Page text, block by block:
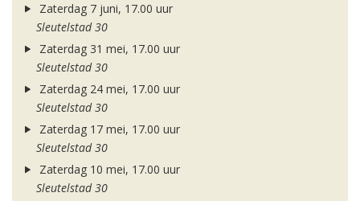
Zaterdag 7 juni, 17.00 uur
Sleutelstad 30
Zaterdag 31 mei, 17.00 uur
Sleutelstad 30
Zaterdag 24 mei, 17.00 uur
Sleutelstad 30
Zaterdag 17 mei, 17.00 uur
Sleutelstad 30
Zaterdag 10 mei, 17.00 uur
Sleutelstad 30